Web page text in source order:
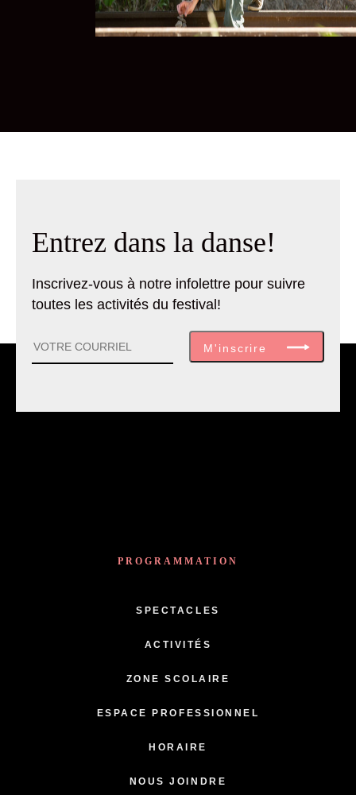
Entrez dans la danse!
Inscrivez-vous à notre infolettre pour suivre
toutes les activités du festival!
M'inscrire
PROGRAMMATION
SPECTACLES
ACTIVITÉS
ZONE SCOLAIRE
ESPACE PROFESSIONNEL
HORAIRE
NOUS JOINDRE